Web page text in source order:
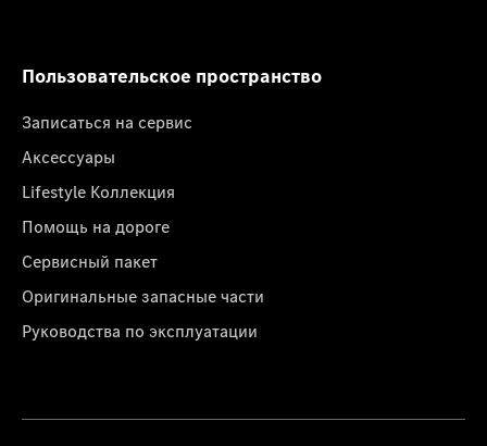
Пользовательское пространство
Записаться на сервис
Аксессуары
Lifestyle Коллекция
Помощь на дороге
Сервисный пакет
Оригинальные запасные части
Руководства по эксплуатации